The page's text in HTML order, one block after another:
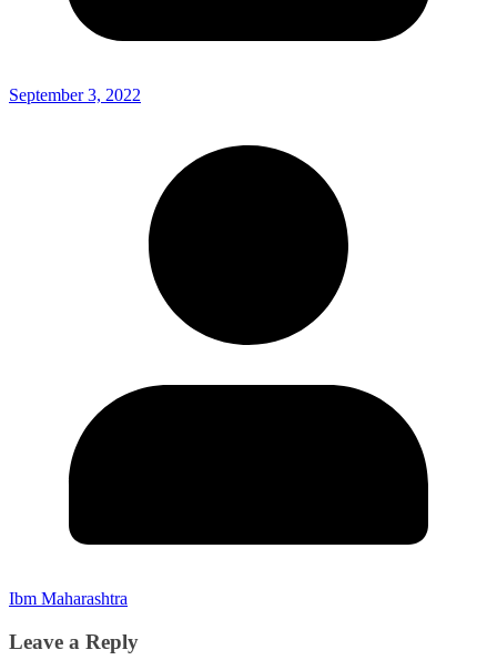
September 3, 2022
Ibm Maharashtra
Leave a Reply